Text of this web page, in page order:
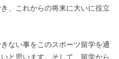
、これからの将来に大いに役立
ない事をこのスポーツ留学を通
と思います。そして、留学から